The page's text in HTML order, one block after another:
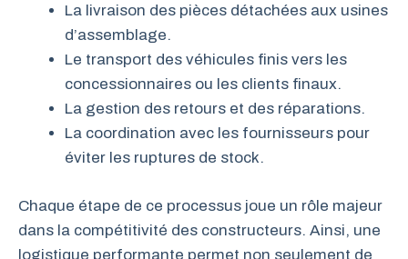
La livraison des pièces détachées aux usines
d’assemblage.
Le transport des véhicules finis vers les
concessionnaires ou les clients finaux.
La gestion des retours et des réparations.
La coordination avec les fournisseurs pour
éviter les ruptures de stock.
Chaque étape de ce processus joue un rôle majeur
dans la compétitivité des constructeurs. Ainsi, une
logistique performante permet non seulement de